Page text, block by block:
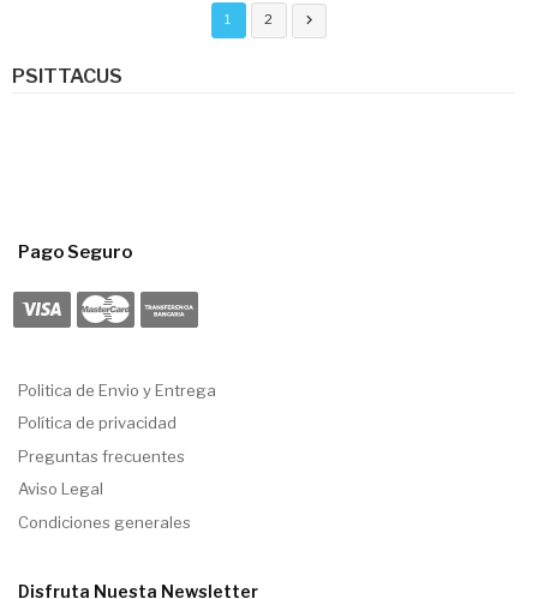
PSITTACUS
1 2 
Pago Seguro
Politica de Envio y Entrega
Política de privacidad
Preguntas frecuentes
Aviso Legal
Condiciones generales
Disfruta Nuesta Newsletter